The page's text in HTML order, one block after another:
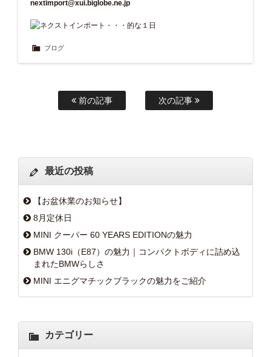
nextimport@xui.biglobe.ne.jp
ブログ
前の記事 次の記事
最近の投稿
【お盆休業のお知らせ】
8月定休日
MINI クーパー 60 YEARS EDITIONの魅力
BMW 130i（E87）の魅力｜コンパクトボディに詰め込
まれたBMWらしさ
MINI エニグマチックブラックの魅力をご紹介
カテゴリー